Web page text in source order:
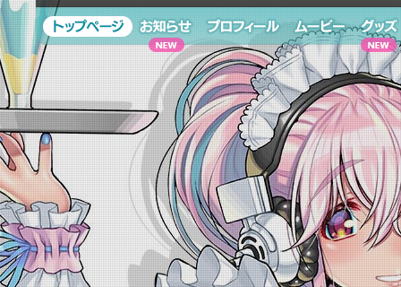
トップページ お知らせ プロフィール ムービー グッズ